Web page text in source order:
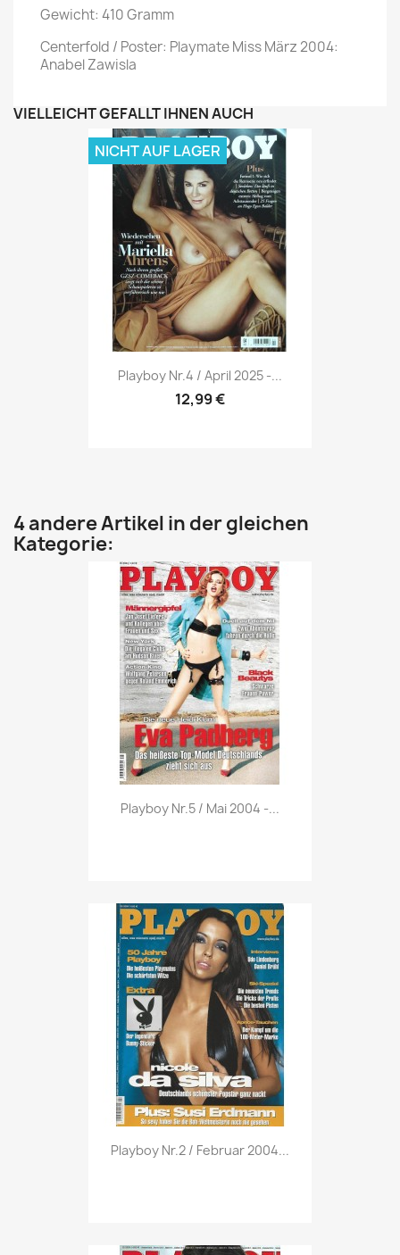
Gewicht: 410 Gramm
Centerfold / Poster: Playmate Miss März 2004:
Anabel Zawisla
VIELLEICHT GEFÄLLT IHNEN AUCH
Vorschau
Playboy Nr.4 / April 2025 -...
12,99 €
NICHT AUF LAGER
4 andere Artikel in der gleichen
Kategorie:
Vorschau
Playboy Nr.5 / Mai 2004 -...
Vorschau
Playboy Nr.2 / Februar 2004...